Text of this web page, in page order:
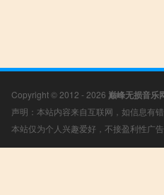
Copyright © 2012 - 2026 巅峰无损音乐
声明：本站内容来自互联网，如信息有
本站仅为个人兴趣爱好，不接盈利性广